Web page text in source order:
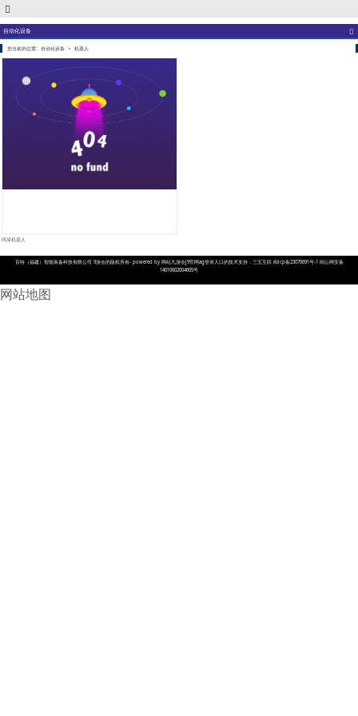
自动化设备
您当前的位置: 自动化设备 > 机器人
码垛机器人
百特（福建）智能装备科技有限公司 9游会的版权所有- powered by 网站九游会j9官网ag登录入口的技术支持：三五互联 闽icp备23076691号-1 闽公网安备
14010602004605号
网站地图